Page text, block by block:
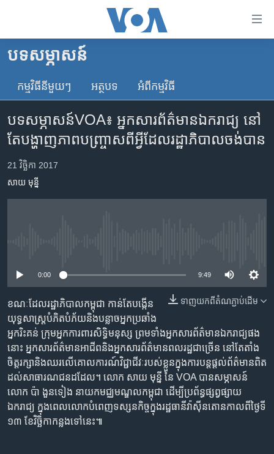
គេហទំព័រ​
និង​
ចូល​
ទំព័រ​
ព័ត៌មាន​​
ម្តង
រំលង​
សម្ព័ន្ធ​
រំលង​
និង​
ចូល​
ទៅ​
កាន់​
ទំព័រ​
ស្វែង​
រក
កម្ពុជា
អន្តរជាតិ
ចិន
ហេឡូវីអូអេ
កម្ពុជាច្នៃប្រតិដ្ឋ
បណ្តាញ​សង្គម
ភាសា
បទ​សម្ភាសន៍
កម្មវិធី​នីមួយៗ អត្ថបទ​ អំពី​កម្មវិធី​
បទសម្ភាសន៍VOA៖ អ្នក​សារព័ត៌មាន​ឯករាជ្យ នៅ​
តែ​បង្ហាញ​ភាពបញ្ច្រាស​ពី​អ្វី​ដែល​រដ្ឋាភិបាល​ចង់​បាន
21 វិច្ឆិកា 2017
សាយ មុន្នី
0:00 9:49
ទាញ​យក​ពី​តំណភ្ជាប់​ដើម
ខណៈ​ដែល​រដ្ឋាភិបាល​កម្ពុជា កាន់តែ​បង្កើន​
យុទ្ធសាស្ត្រ​បំភិតបំភ័យ​និង​បន្លាច​អ្នក​ប្រឆាំង ​
អ្នក​រិះគន់ ​ក្រុម​អ្នកការពារ​សិទ្ធិមនុស្ស ព្រមទាំង​អ្នក​សារព័ត៌មាន​ឯករាជ្យ​ផង​
នោះ អ្នក​សារព័ត៌មាន​អាជីព​និង​អ្នកសារព័ត៌មាន​ពលរដ្ឋ​ជាច្រើន នៅតែ​តាំង​
ចិត្ត​រក្សា​និង​ឈរ​លើ​គោលការណ៍​វិជ្ជាជីវៈ​របស់​ខ្លួន​ក្នុង​ការ​បន្ត​ផ្ដល់​ព័ត៌មាន​​ពិត
ដល់​សាធារណជន​ដដែល។ លោក សាយ មុន្នី នៃ VOA បាន​សម្ភាសន៍​
លោក ប៉ា ងួនទៀង នាយក​មជ្ឈមណ្ឌល​កម្ពុជា ដើម្បី​ប្រព័ន្ធ​ផ្សព្វផ្សាយ​
ឯករាជ្យ ​ក្នុង​ពេល​លោក​បំពេញ​ទស្សនកិច្ច​ក្នុង​រដ្ឋធានី​វ៉ាស៊ីនតោន​កាល​ពី​ថ្ងៃ​ទី​
១៣ ខែ​វិច្ឆិកា​កន្លង​ទៅ​នេះ៕